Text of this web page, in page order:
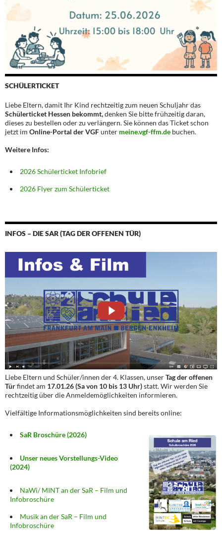
SCHÜLERTICKET
Liebe Eltern, damit Ihr Kind rechtzeitig zum neuen Schuljahr das
Schülerticket Hessen bekommt,denken Sie bitte frühzeitig daran,
dieses zu bestellen oder zu verlängern. Sie können das Ticket schon
jetzt im Online-Portal der VGFunter meine.vgf-ffm.de buchen.
Weitere Infos:
2026 Schülerticket Infobrief
2026 Flyer zum Schülerticket
INFOS – DIE SAR (TAG DER OFFENEN TÜR)
Liebe Eltern und Schüler/innen der 4. Klassen, unserTag der offenen
Türfindet am 17.01.26 (Sa von 10 bis 13 Uhr)statt. Wir werden Sie
rechtzeitig über die Anmeldemöglichkeiten informieren.
Vielfältige Informationsmöglichkeiten sind bereits online:
SaR Broschüre (2026)
Unser neues Vorstellungs-Video
(2024)
NaWi/ MINT an der SaR – Film und
Infobroschüre
Musik an der SaR – Film und
Infobroschüre